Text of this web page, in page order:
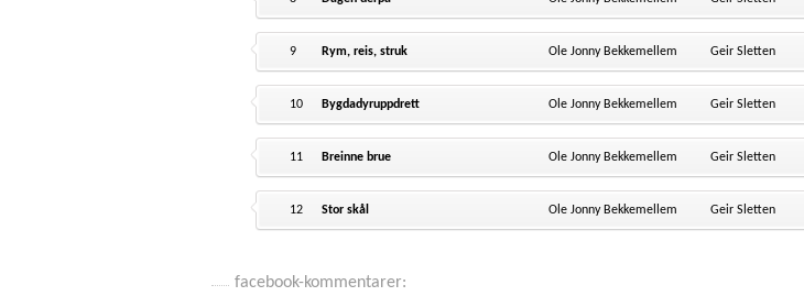
9 Rym, reis, struk Ole Jonny Bekkemellem Geir Sletten
10 Bygdadyruppdrett Ole Jonny Bekkemellem Geir Sletten
11 Breinne brue Ole Jonny Bekkemellem Geir Sletten
12 Stor skål Ole Jonny Bekkemellem Geir Sletten